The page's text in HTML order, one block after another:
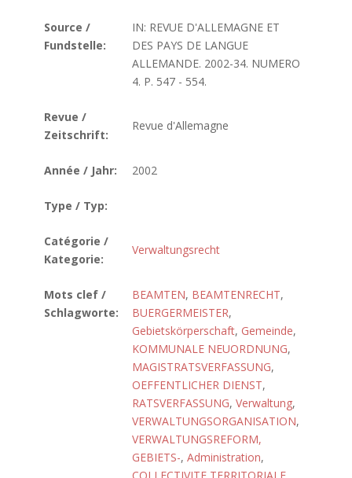
Source /
Fundstelle:
IN: REVUE D'ALLEMAGNE ET
DES PAYS DE LANGUE
ALLEMANDE. 2002-34. NUMERO
4. P. 547 - 554.
Revue /
Zeitschrift:
Revue d'Allemagne
Année / Jahr: 2002
Type / Typ:
Catégorie /
Kategorie:
Verwaltungsrecht
Mots clef /
Schlagworte:
BEAMTEN, BEAMTENRECHT,
BUERGERMEISTER,
Gebietskörperschaft, Gemeinde,
KOMMUNALE NEUORDNUNG,
MAGISTRATSVERFASSUNG,
OEFFENTLICHER DIENST,
RATSVERFASSUNG, Verwaltung,
VERWALTUNGSORGANISATION,
VERWALTUNGSREFORM,
GEBIETS-, Administration,